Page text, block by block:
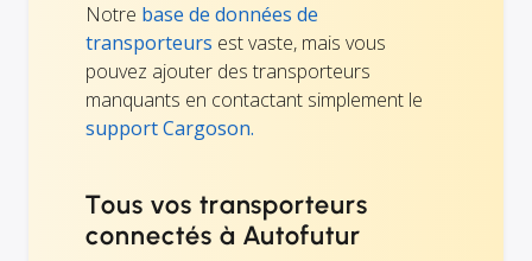
Notre base de données de
transporteurs est vaste, mais vous
pouvez ajouter des transporteurs
manquants en contactant simplement le
support Cargoson.
Tous vos transporteurs
connectés à Autofutur